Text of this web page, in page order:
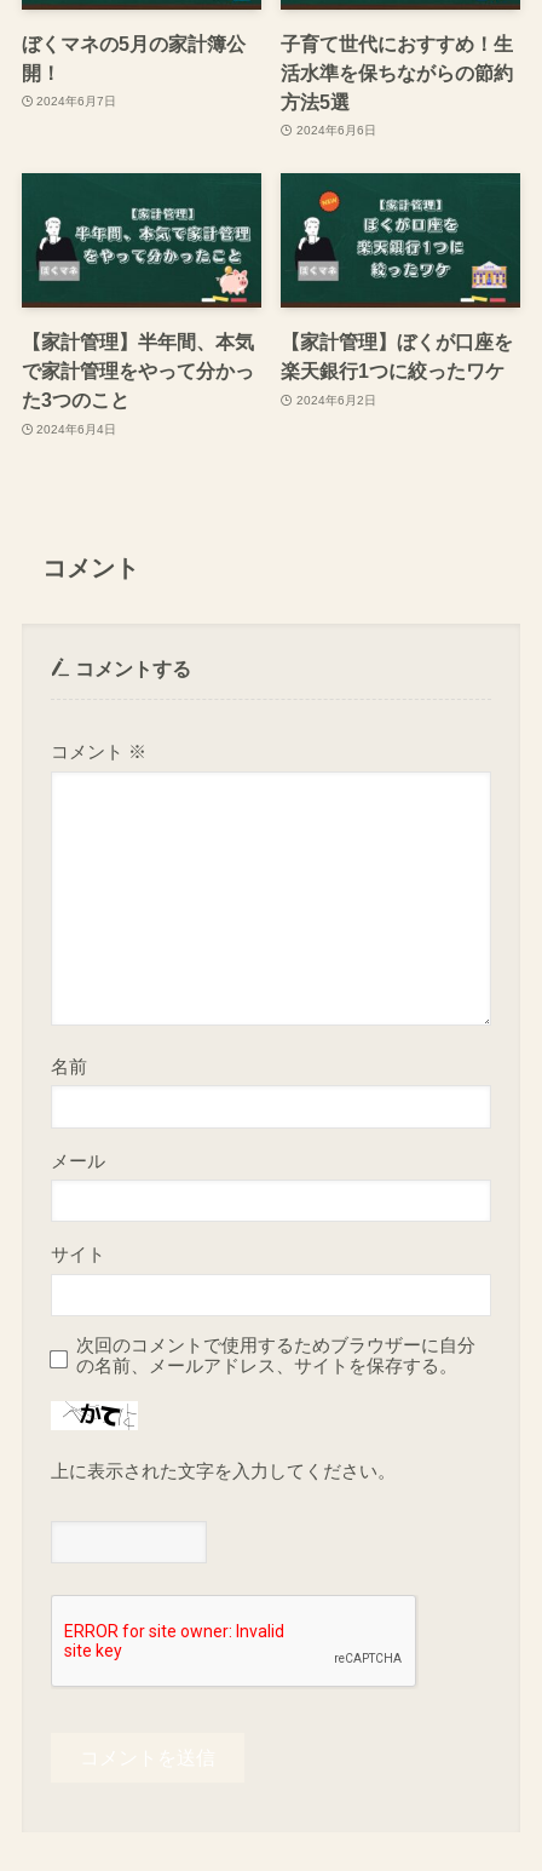
ぼくマネの5月の家計簿公
開！
2024年6月7日
子育て世代におすすめ！生
活水準を保ちながらの節約
方法5選
2024年6月6日
【家計管理】半年間、本気
で家計管理をやって分かっ
た3つのこと
2024年6月4日
【家計管理】ぼくが口座を
楽天銀行1つに絞ったワケ
2024年6月2日
コメント
コメントする
コメント ※
名前
メール
サイト
次回のコメントで使用するためブラウザーに自分
の名前、メールアドレス、サイトを保存する。
上に表示された文字を入力してください。